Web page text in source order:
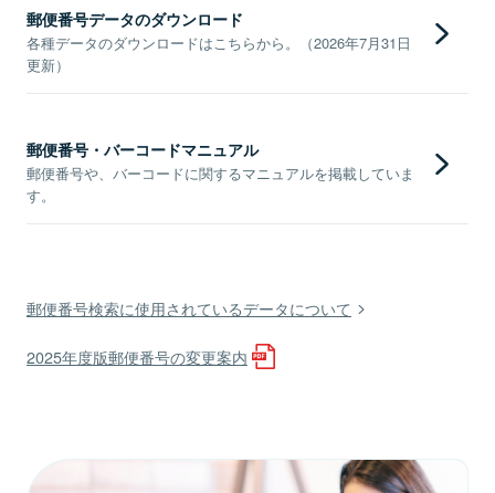
郵便番号データのダウンロード
各種データのダウンロードはこちらから。（2026年7月31日
更新）
郵便番号・バーコードマニュアル
郵便番号や、バーコードに関するマニュアルを掲載していま
す。
郵便番号検索に使用されているデータについて
2025年度版郵便番号の変更案内